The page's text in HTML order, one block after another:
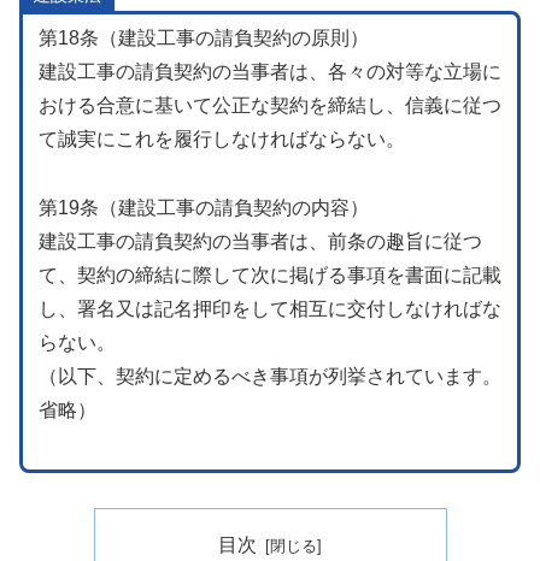
第18条（建設工事の請負契約の原則）
建設工事の請負契約の当事者は、各々の対等な立場に
おける合意に基いて公正な契約を締結し、信義に従つ
て誠実にこれを履行しなければならない。
第19条（建設工事の請負契約の内容）
建設工事の請負契約の当事者は、前条の趣旨に従つ
て、契約の締結に際して次に掲げる事項を書面に記載
し、署名又は記名押印をして相互に交付しなければな
らない。
（以下、契約に定めるべき事項が列挙されています。
省略）
目次